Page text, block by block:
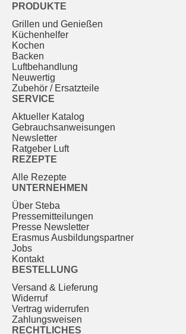
PRODUKTE
Grillen und Genießen
Küchenhelfer
Kochen
Backen
Luftbehandlung
Neuwertig
Zubehör / Ersatzteile
SERVICE
Aktueller Katalog
Gebrauchs­anweisungen
Newsletter
Ratgeber Luft
REZEPTE
Alle Rezepte
UNTERNEHMEN
Über Steba
Pressemitteilungen
Presse Newsletter
Erasmus Ausbildungspartner
Jobs
Kontakt
BESTELLUNG
Versand & Lieferung
Widerruf
Vertrag widerrufen
Zahlungsweisen
RECHTLICHES